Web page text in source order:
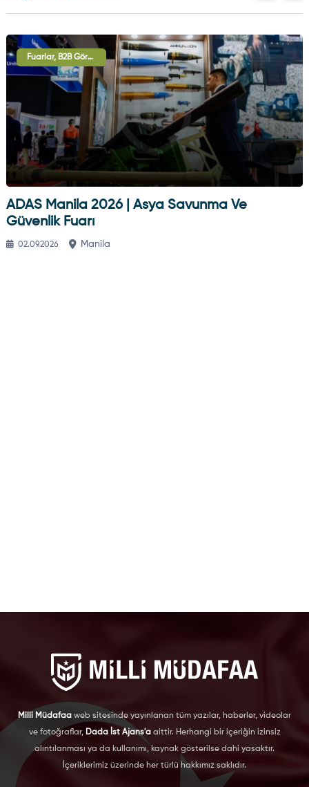
Fuarlar, B2B Görüşmeleri, Uluslararası İşbirliği Oturumları, Sergi - Gösteri
ADAS Manila 2026 | Asya Savunma Ve
Güvenlik Fuarı
02.09.2026 Manila
Milli Müdafaa web sitesinde yayınlanan tüm yazılar, haberler, videolar
ve fotoğraflar, Dada İst Ajans'aaittir. Herhangi bir içeriğin izinsiz
alıntılanması ya da kullanımı, kaynak gösterilse dahi yasaktır.
İçeriklerimiz üzerinde her türlü hakkımız saklıdır.